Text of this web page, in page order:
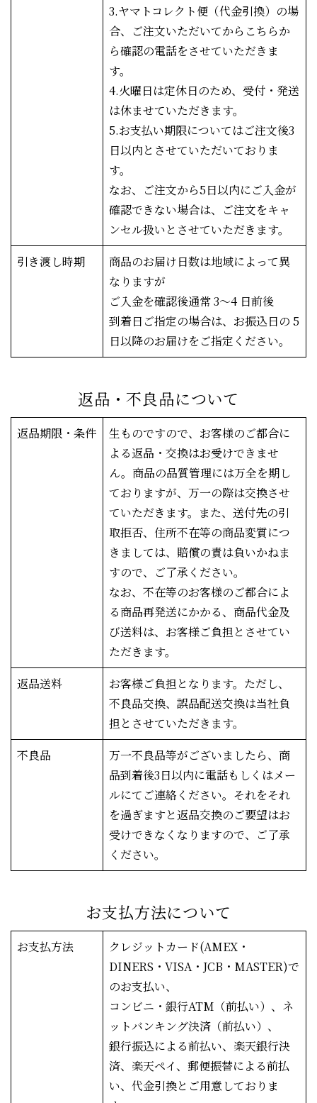
3.ヤマトコレクト便（代金引換）の場
合、ご注文いただいてからこちらか
ら確認の電話をさせていただきま
す。
4.火曜日は定休日のため、受付・発送
は休ませていただきます。
5.お支払い期限についてはご注文後3
日以内とさせていただいておりま
す。
なお、ご注文から5日以内にご入金が
確認できない場合は、ご注文をキャ
ンセル扱いとさせていただきます。
引き渡し時期
商品のお届け日数は地域によって異
なりますが
ご入金を確認後通常 3～4 日前後
到着日ご指定の場合は、お振込日の 5
日以降のお届けをご指定ください。
返品・不良品について
返品期限・条件
生ものですので、お客様のご都合に
よる返品・交換はお受けできませ
ん。商品の品質管理には万全を期し
ておりますが、万一の際は交換させ
ていただきます。また、送付先の引
取拒否、住所不在等の商品変質につ
きましては、賠償の責は負いかねま
すので、ご了承ください。
なお、不在等のお客様のご都合によ
る商品再発送にかかる、商品代金及
び送料は、お客様ご負担とさせてい
ただきます。
返品送料
お客様ご負担となります。ただし、
不良品交換、誤品配送交換は当社負
担とさせていただきます。
不良品
万一不良品等がございましたら、商
品到着後3日以内に電話もしくはメー
ルにてご連絡ください。それをそれ
を過ぎますと返品交換のご要望はお
受けできなくなりますので、ご了承
ください。
お支払方法について
お支払方法
クレジットカード(AMEX・
DINERS・VISA・JCB・MASTER)で
のお支払い、
コンビニ・銀行ATM（前払い）、ネ
ットバンキング決済（前払い）、
銀行振込による前払い、楽天銀行決
済、楽天ペイ、郵便振替による前払
い、代金引換とご用意しておりま